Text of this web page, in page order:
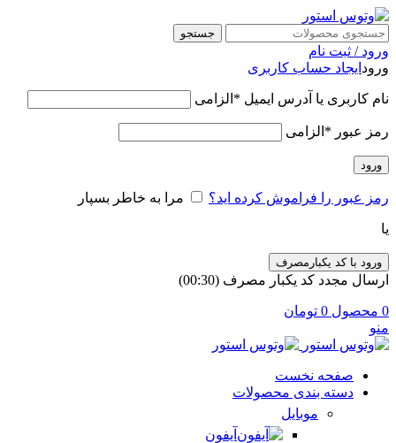
جستجو
ورود / ثبت نام
ورود ایجاد حساب کاربری
نام کاربری یا آدرس ایمیل * الزامی
رمز عبور * الزامی
ورود
رمز عبور را فراموش کرده اید؟ مرا به خاطر بسپار
یا
ورود با کد یکبارمصرف
ارسال مجدد کد یکبار مصرف (00:
30
)
0 محصول 0 تومان
منو
صفحه نخست
دسته بندی محصولات
موبایل
آیفون